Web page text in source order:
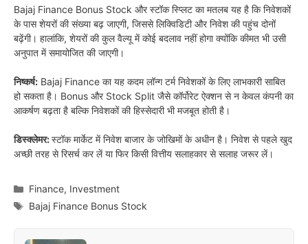
Bajaj Finance Bonus Stock और स्टॉक स्प्लिट का मतलब यह है कि निवेशकों
के पास शेयरों की संख्या बढ़ जाएगी, जिससे लिक्विडिटी और निवेश की पहुंच दोनों
बढ़ेंगी। हालांकि, शेयरों की कुल वैल्यू में कोई बदलाव नहीं होगा क्योंकि कीमत भी उसी
अनुपात में समायोजित की जाएगी।
निष्कर्ष: Bajaj Finance का यह कदम लॉन्ग टर्म निवेशकों के लिए लाभकारी साबित
हो सकता है। Bonus और Stock Split जैसे कॉर्पोरेट ऐक्शन से न केवल कंपनी का
आकर्षण बढ़ता है बल्कि निवेशकों की हिस्सेदारी भी मजबूत होती है।
डिस्क्लेमर:स्टॉक मार्केट में निवेश बाजार के जोखिमों के अधीन है। निवेश से पहले खुद
अच्छी तरह से रिसर्च कर लें या फिर किसी वित्तीय सलाहकार से सलाह जरूर लें।
Categories
Finance, Investment
Tags
Bajaj Finance Bonus Stock